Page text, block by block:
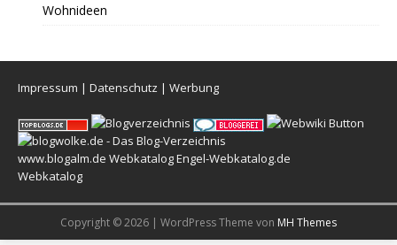
Wohnideen
Impressum | Datenschutz | Werbung
www.blogalm.de WebkatalogEngel-Webkatalog.de
Webkatalog
Copyright © 2026 | WordPress Theme von MH Themes